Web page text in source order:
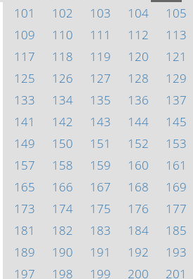
101
102 103 104 105
109
110 111 112 113
117
118 119 120 121
125
126 127 128 129
133
134 135 136 137
141
142 143 144 145
149
150 151 152 153
157
158 159 160 161
165
166 167 168 169
173
174 175 176 177
181
182 183 184 185
189
190 191 192 193
197
198 199 200 201